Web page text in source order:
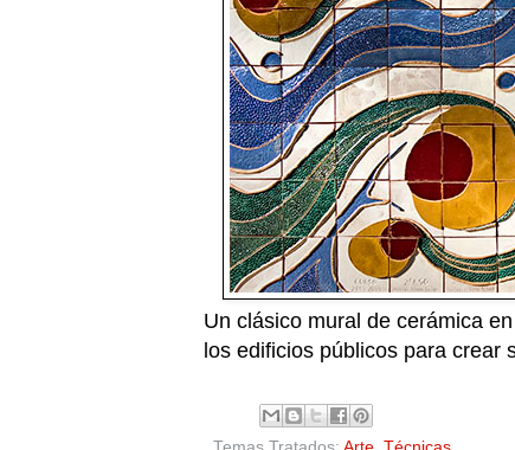
Un clásico mural de cerámica
los edificios públicos para crear